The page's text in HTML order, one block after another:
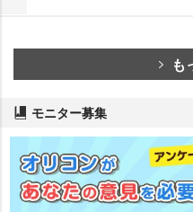
も
モニター募集